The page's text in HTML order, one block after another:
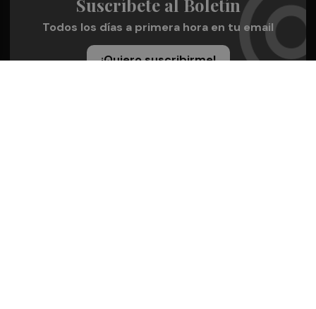
Suscríbete al Boletín
Todos los días a primera hora en tu email
¡Quiero suscribirme!